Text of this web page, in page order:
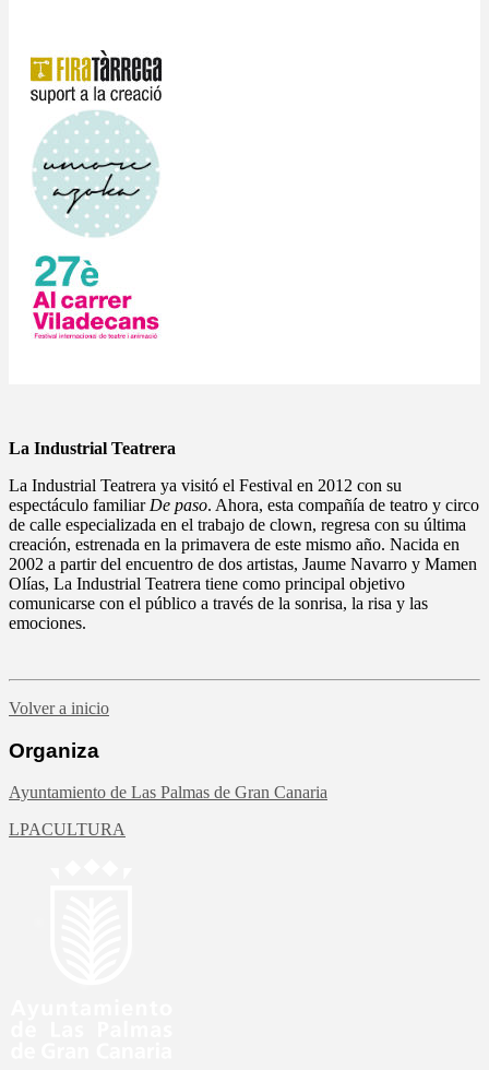
La Industrial Teatrera
La Industrial Teatrera ya visitó el Festival en 2012 con su
espectáculo familiar De paso. Ahora, esta compañía de teatro y circo
de calle especializada en el trabajo de clown, regresa con su última
creación, estrenada en la primavera de este mismo año. Nacida en
2002 a partir del encuentro de dos artistas, Jaume Navarro y Mamen
Olías, La Industrial Teatrera tiene como principal objetivo
comunicarse con el público a través de la sonrisa, la risa y las
emociones.
Volver a inicio
Organiza
Ayuntamiento de Las Palmas de Gran Canaria
LPACULTURA